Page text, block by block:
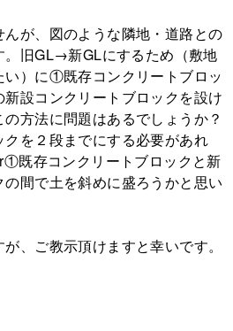
が、図のような隣地・道路との
。旧GL→新GLにするため（敷地
い）に①既存コンクリートブロッ
設コンクリートブロックを設け
方法に問題はあるでしょうか？
を２段までにする必要があれ
既存コンクリートブロックと新
間で土を斜めに盛ろうかと思い
、ご教示頂けますと幸いです。